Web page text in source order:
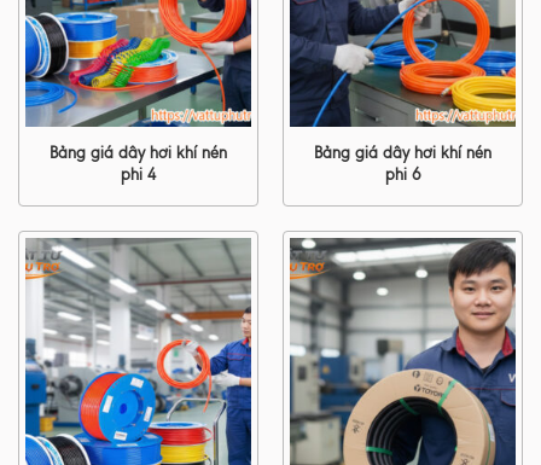
Bảng giá dây hơi khí nén
phi 4
Bảng giá dây hơi khí nén
phi 6